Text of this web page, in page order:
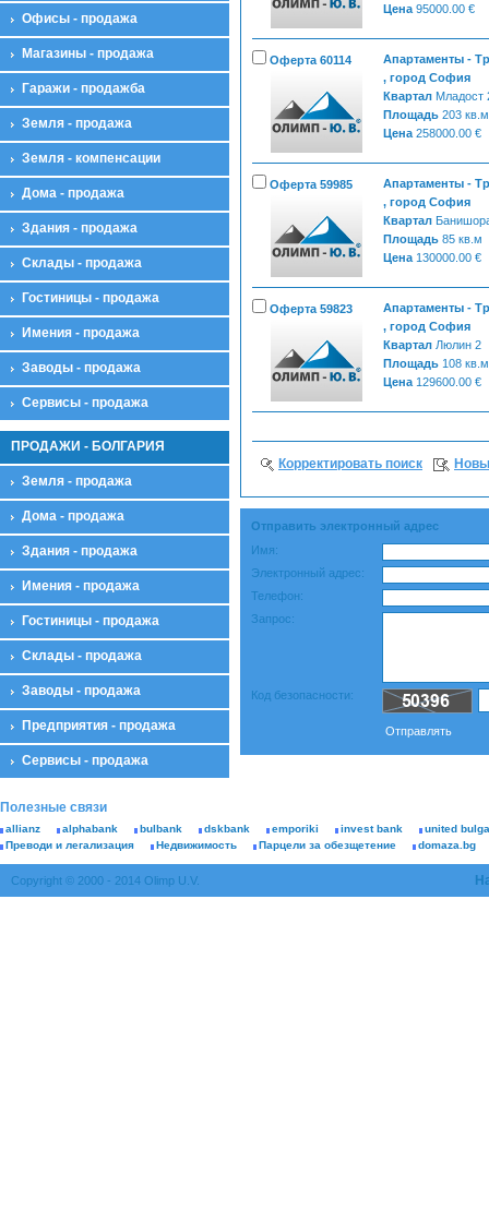
Офисы - продажа
Магазины - продажа
Гаражи - продажба
Земля - продажа
Земля - компенсации
Дома - продажа
Здания - продажа
Склады - продажа
Гостиницы - продажа
Имения - продажа
Заводы - продажа
Сервисы - продажа
ПРОДАЖИ - БОЛГАРИЯ
Земля - продажа
Дома - продажа
Здания - продажа
Имения - продажа
Гостиницы - продажа
Склады - продажа
Заводы - продажа
Предприятия - продажа
Сервисы - продажа
Цена 95000.00 €
Оферта 60114
Апартаменты -
, город София
Квартал Младост
Площадь 203 кв.м
Цена 258000.00 €
Оферта 59985
Апартаменты -
, город София
Квартал
Площадь 85 кв.м
Цена 130000.00 €
Оферта 59823
Апартаменты -
, город София
Квартал Люлин 2
Площадь 108 кв.м
Цена 129600.00 €
Корректировать поиск
Отправить электронный адрес
Имя:
Электронный адрес:
Телефон:
Запрос:
Код безопасности:
Oтправлять
Полезные связи
allianz alphabank bulbank dskbank emporiki invest bank
united
Преводи и легализация
Недвижимость Парцели за обезщетение domaza.bg
Copyright © 2000 - 2014 Olimp U.V.